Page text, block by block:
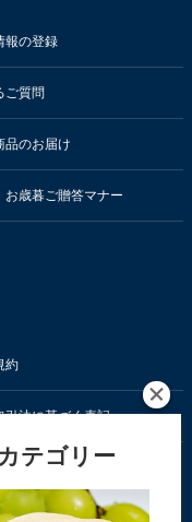
報の登録
ご質問
品のお届け
お歳暮ご贈答マナー
約
引法に基づく表記
テゴリー